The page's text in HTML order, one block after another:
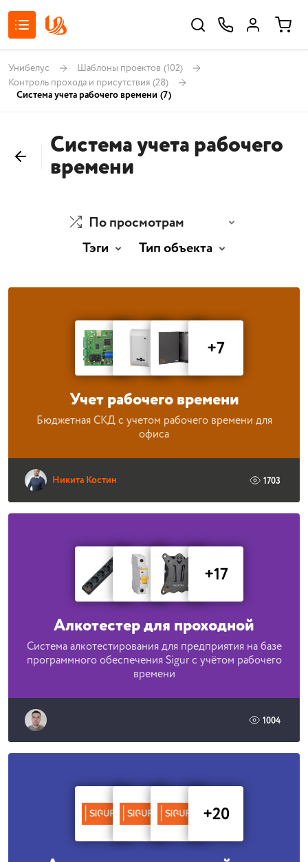
Унибелус Шаблоны проектов (102)
Контроль прохода и присутствия (28)
Система учета рабочего времени (7)
Система учета рабочего
времени
По просмотрам
Тэги
Тип объекта
+7
Учет рабочего времени
Бюджетная СКД с учетом рабочего времени для
офиса
Никита Костин 1703
+17
Алкотестер для проходной
Система алкотестирования для предприятия на базе
программного обеспечения Sigur с учётом рабочего
времени
1004
+20